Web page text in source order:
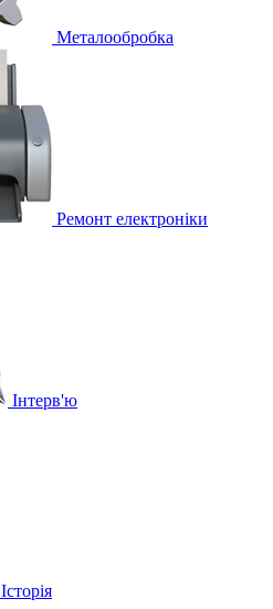
Металообробка
Ремонт електроніки
Інтерв'ю
Історія